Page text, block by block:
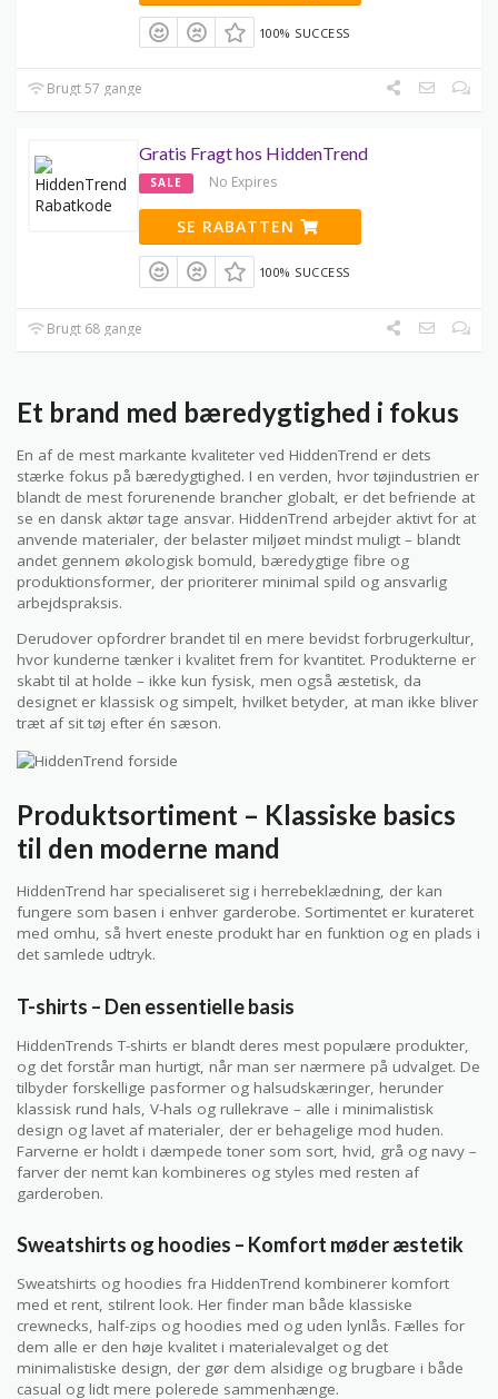
100% SUCCESS
Brugt 57 gange
Gratis Fragt hos HiddenTrend
SALE No Expires
SE RABATTEN
100% SUCCESS
Brugt 68 gange
Et brand med bæredygtighed i fokus
En af de mest markante kvaliteter ved HiddenTrend er dets
stærke fokus på bæredygtighed. I en verden, hvor tøjindustrien er
blandt de mest forurenende brancher globalt, er det befriende at
se en dansk aktør tage ansvar. HiddenTrend arbejder aktivt for at
anvende materialer, der belaster miljøet mindst muligt – blandt
andet gennem økologisk bomuld, bæredygtige fibre og
produktionsformer, der prioriterer minimal spild og ansvarlig
arbejdspraksis.
Derudover opfordrer brandet til en mere bevidst forbrugerkultur,
hvor kunderne tænker i kvalitet frem for kvantitet. Produkterne er
skabt til at holde – ikke kun fysisk, men også æstetisk, da
designet er klassisk og simpelt, hvilket betyder, at man ikke bliver
træt af sit tøj efter én sæson.
Produktsortiment – Klassiske basics
til den moderne mand
HiddenTrend har specialiseret sig i herrebeklædning, der kan
fungere som basen i enhver garderobe. Sortimentet er kurateret
med omhu, så hvert eneste produkt har en funktion og en plads i
det samlede udtryk.
T-shirts – Den essentielle basis
HiddenTrends T-shirts er blandt deres mest populære produkter,
og det forstår man hurtigt, når man ser nærmere på udvalget. De
tilbyder forskellige pasformer og halsudskæringer, herunder
klassisk rund hals, V-hals og rullekrave – alle i minimalistisk
design og lavet af materialer, der er behagelige mod huden.
Farverne er holdt i dæmpede toner som sort, hvid, grå og navy –
farver der nemt kan kombineres og styles med resten af
garderoben.
Sweatshirts og hoodies – Komfort møder æstetik
Sweatshirts og hoodies fra HiddenTrend kombinerer komfort
med et rent, stilrent look. Her finder man både klassiske
crewnecks, half-zips og hoodies med og uden lynlås. Fælles for
dem alle er den høje kvalitet i materialevalget og det
minimalistiske design, der gør dem alsidige og brugbare i både
casual og lidt mere polerede sammenhænge.